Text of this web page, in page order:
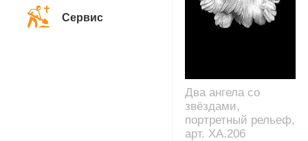
Два ангела со
звёздами,
портретный рельеф,
арт. XA.206
Сервис